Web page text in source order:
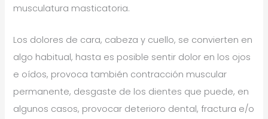
musculatura masticatoria.
Los dolores de cara, cabeza y cuello, se convierten en
algo habitual, hasta es posible sentir dolor en los ojos
e oídos, provoca también contracción muscular
permanente, desgaste de los dientes que puede, en
algunos casos, provocar deterioro dental, fractura e/o